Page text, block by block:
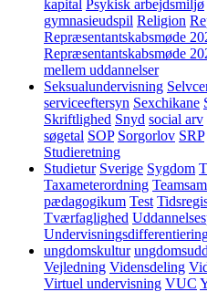
kapital Psykisk arbejdsmiljø
gymnasieudspil Religion
Repræsentantskabsmøde
Repræsentantskabsmøde
mellem uddannelser
Seksualundervisning
serviceeftersyn Sexchikane
Skriftlighed Snyd social arv
søgetal SOP Sorgorlov SRP
Studieretning
Studietur Sverige Sygdom
Taxameterordning
pædagogikum Test
Tværfaglighed
ungdomskultur
Vejledning Vidensdeling
Virtuel undervisning VUC